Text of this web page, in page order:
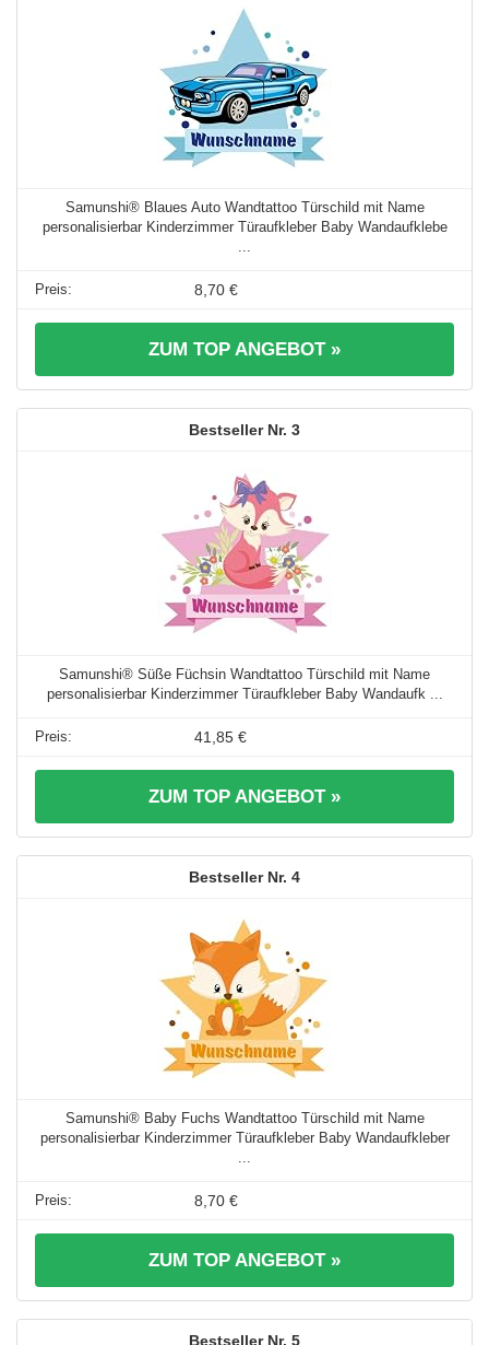
Samunshi® Blaues Auto Wandtattoo Türschild mit Name
personalisierbar Kinderzimmer Türaufkleber Baby Wandaufklebe
...
8,70 €
ZUM TOP ANGEBOT »
3
Samunshi® Süße Füchsin Wandtattoo Türschild mit Name
personalisierbar Kinderzimmer Türaufkleber Baby Wandaufk ...
41,85 €
ZUM TOP ANGEBOT »
4
Samunshi® Baby Fuchs Wandtattoo Türschild mit Name
personalisierbar Kinderzimmer Türaufkleber Baby Wandaufkleber
...
8,70 €
ZUM TOP ANGEBOT »
5